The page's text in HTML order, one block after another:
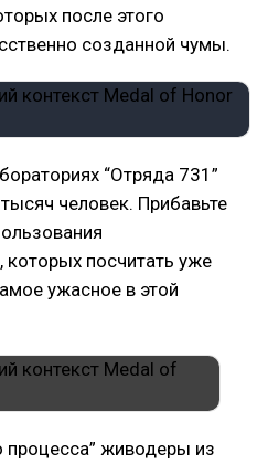
после этого
созданной чумы.
“Отряда 731”
человек. Прибавьте
которых посчитать уже
ужасное в этой
процесса” живодеры из